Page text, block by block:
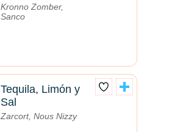
Kronno Zomber,
Sanco
Tequila, Limón y
Sal
Zarcort, Nous Nizzy